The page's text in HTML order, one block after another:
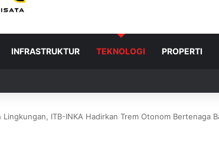
INFRASTRUKTUR TEKNOLOGI PROPERTI
ITB-INKA Hadirkan Trem Otonom Bertenaga